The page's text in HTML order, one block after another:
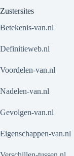
Zustersites
Betekenis-van.nl
Definitieweb.nl
Voordelen-van.nl
Nadelen-van.nl
Gevolgen-van.nl
Eigenschappen-van.nl